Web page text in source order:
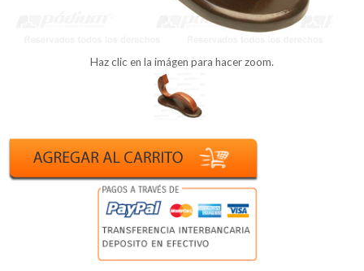
Haz clic en la imágen para hacer zoom.